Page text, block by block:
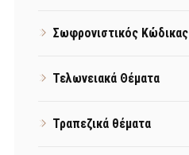
Σωφρονιστικός Κώδικας
Τελωνειακά Θέματα
Τραπεζικά θέματα